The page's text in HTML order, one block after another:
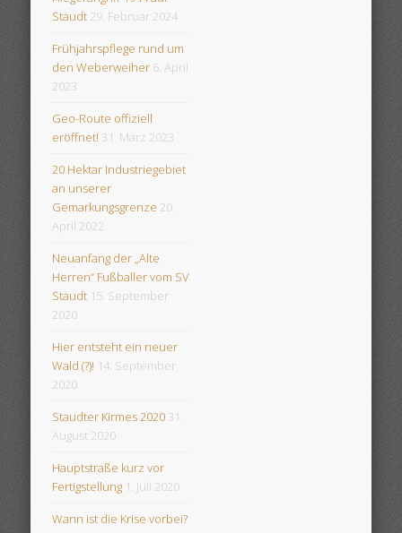
Staudt 29. Februar 2024
Frühjahrspflege rund um
den Weberweiher 6. April
2023
Geo-Route offiziell
eröffnet! 31. März 2023
20 Hektar Industriegebiet
an unserer
Gemarkungsgrenze 20.
April 2022
Neuanfang der „Alte
Herren“ Fußballer vom SV
Staudt 15. September
2020
Hier entsteht ein neuer
Wald (?)! 14. September
2020
Staudter Kirmes 2020 31.
August 2020
Hauptstraße kurz vor
Fertigstellung 1. Juli 2020
Wann ist die Krise vorbei?